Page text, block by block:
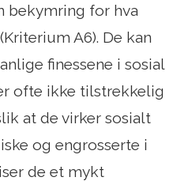
bekymring for hva
A6). De kan
finessene i sosial
ofte ikke tilstrekkelig
at de virker sosialt
og engrosserte i
de et mykt